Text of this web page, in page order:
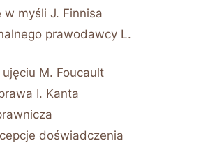
myśli J. Finnisa
prawodawcy L.
M. Foucault
I. Kanta
doświadczenia